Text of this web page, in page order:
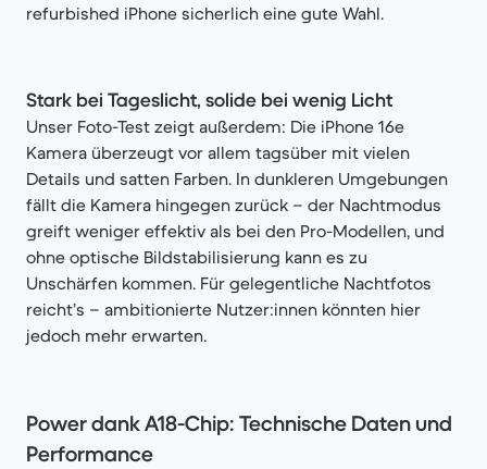
refurbished iPhone sicherlich eine gute Wahl.
Stark bei Tageslicht, solide bei wenig Licht
Unser Foto-Test zeigt außerdem: Die iPhone 16e
Kamera überzeugt vor allem tagsüber mit vielen
Details und satten Farben. In dunkleren Umgebungen
fällt die Kamera hingegen zurück – der Nachtmodus
greift weniger effektiv als bei den Pro-Modellen, und
ohne optische Bildstabilisierung kann es zu
Unschärfen kommen. Für gelegentliche Nachtfotos
reicht’s – ambitionierte Nutzer:innen könnten hier
jedoch mehr erwarten.
Power dank A18-Chip: Technische Daten und
Performance